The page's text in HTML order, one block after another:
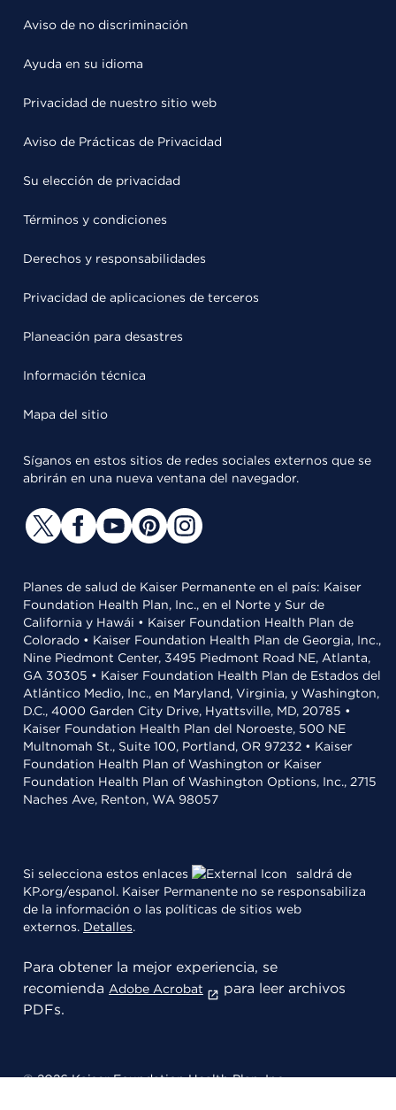
Aviso de no discriminación
Ayuda en su idioma
Privacidad de nuestro sitio web
Aviso de Prácticas de Privacidad
Su elección de privacidad
Términos y condiciones
Derechos y responsabilidades
Privacidad de aplicaciones de terceros
Planeación para desastres
Información técnica
Mapa del sitio
Síganos en estos sitios de redes sociales externos que se
abrirán en una nueva ventana del navegador.
Planes de salud de Kaiser Permanente en el país: Kaiser
Foundation Health Plan, Inc., en el Norte y Sur de
California y Hawái • Kaiser Foundation Health Plan de
Colorado • Kaiser Foundation Health Plan de Georgia, Inc.,
Nine Piedmont Center, 3495 Piedmont Road NE, Atlanta,
GA 30305 • Kaiser Foundation Health Plan de Estados del
Atlántico Medio, Inc., en Maryland, Virginia, y Washington,
D.C., 4000 Garden City Drive, Hyattsville, MD, 20785 •
Kaiser Foundation Health Plan del Noroeste, 500 NE
Multnomah St., Suite 100, Portland, OR 97232 • Kaiser
Foundation Health Plan of Washington or Kaiser
Foundation Health Plan of Washington Options, Inc., 2715
Naches Ave, Renton, WA 98057
Si selecciona estos enlaces
saldrá de
KP.org/espanol. Kaiser Permanente no se responsabiliza
de la información o las políticas de sitios web
externos. Detalles.
Para obtener la mejor experiencia, se
recomienda Adobe Acrobat
para leer archivos
PDFs.
© 2026 Kaiser Foundation Health Plan, Inc.